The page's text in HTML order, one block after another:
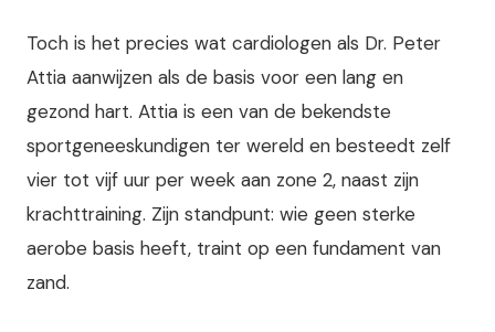
Toch is het precies wat cardiologen als Dr. Peter
Attia aanwijzen als de basis voor een lang en
gezond hart. Attia is een van de bekendste
sportgeneeskundigen ter wereld en besteedt zelf
vier tot vijf uur per week aan zone 2, naast zijn
krachttraining. Zijn standpunt: wie geen sterke
aerobe basis heeft, traint op een fundament van
zand.